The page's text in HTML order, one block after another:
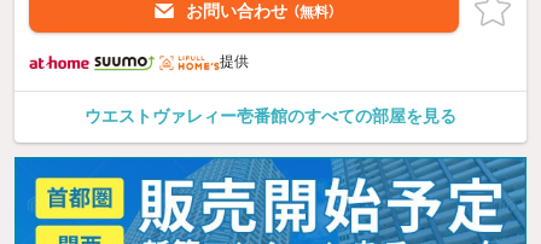
お問い合わせ （無料）
提供
ウエストヴァレィー壱番館のすべての部屋を見る